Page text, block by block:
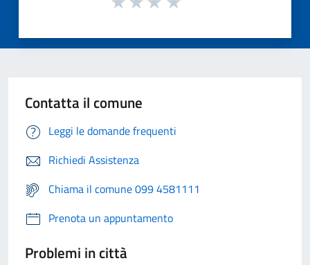
Contatta il comune
Leggi le domande frequenti
Richiedi Assistenza
Chiama il comune 099 4581111
Prenota un appuntamento
Problemi in città